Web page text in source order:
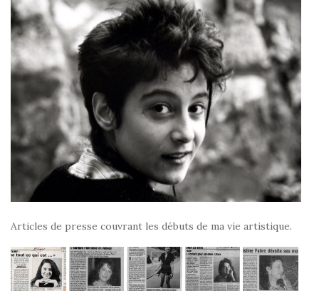
Articles de presse couvrant les débuts de ma vie artistique.